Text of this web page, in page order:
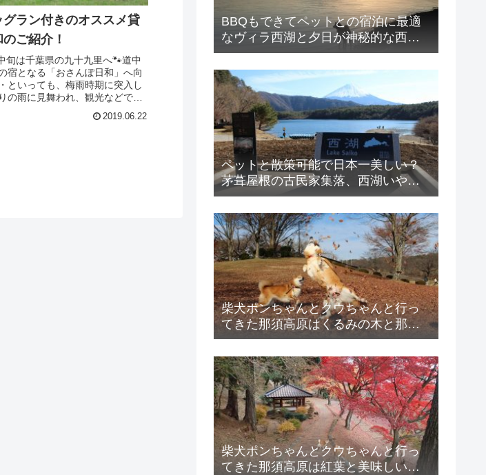
ラン付きのオススメ貸
ご紹介！
旬は千葉県の九十九里へ🐾道中
宿となる「おさんぽ日和」へ向
といっても、梅雨時期に突入し
の雨に見舞われ、観光などでき
2019.06.22
BBQもできてペットとの宿泊に最適
なヴィラ西湖と夕日が神秘的な西湖
のご紹介！
ペットと散策可能で日本一美しい？
茅葺屋根の古民家集落、西湖いやし
の里 根場とヴィラ西湖のご紹介！
柴犬ポンちゃんとクウちゃんと行っ
てきた那須高原はくるみの木と那賀
川河畔公園の紹介！
柴犬ポンちゃんとクウちゃんと行っ
てきた那須高原は紅葉と美味しい百